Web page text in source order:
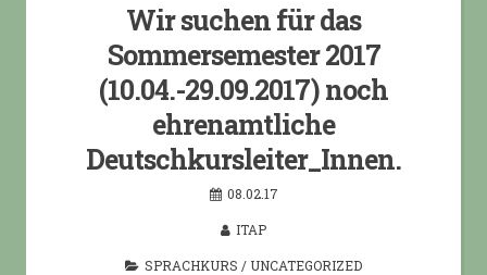
Wir suchen für das
Sommersemester 2017
(10.04.-29.09.2017) noch
ehrenamtliche
Deutschkursleiter_Innen.
08.02.17
ITAP
SPRACHKURS / UNCATEGORIZED